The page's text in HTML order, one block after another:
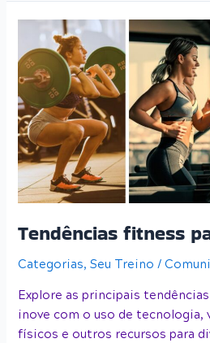
Tendências fitness
Categorias,Seu Treino /
Explore as principais
inove com o uso de tecnologia,
físicos e outros recursos para
Tendências
fitness
para
2025